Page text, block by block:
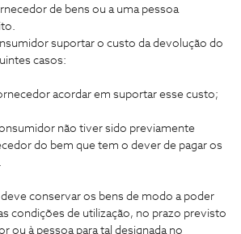
de bens ou a uma pessoa
suportar o custo da devolução do
casos:
acordar em suportar esse custo;
não tiver sido previamente
do bem que tem o dever de pagar os
conservar os bens de modo a poder
condições de utilização, no prazo previsto
ou à pessoa para tal designada no